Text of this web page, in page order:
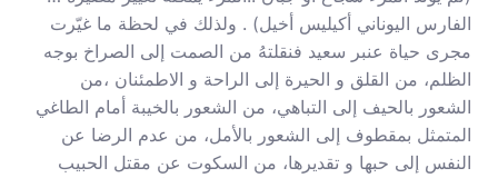
الفارس اليوناني أكيليس أخيل) . ولذلك في لحظة ما غيّرت
مجرى حياة عنبر سعيد فنقلتهُ من الصمت إلى الصراخ بوجه
الظلم، من القلق و الحيرة إلى الراحة و الاطمئنان ،من
الشعور بالحيف إلى التباهي، من الشعور بالخيبة أمام الطاغي
المتمثل بمقطوف إلى الشعور بالأمل، من عدم الرضا عن
النفس إلى حبها و تقديرها، من السكوت عن مقتل الحبيب